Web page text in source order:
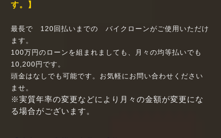
す。】
最長で 120回払いまでの バイクローンがご使用いただけ
ます。
100万円のローンを組まれましても、月々の均等払いでも
10,200円です。
頭金はなしでも可能です。お気軽にお問い合わせください
ませ。
※実質年率の変更などにより月々の金額が変更にな
る場合がございます。